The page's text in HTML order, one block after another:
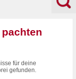
für deine
gefunden.